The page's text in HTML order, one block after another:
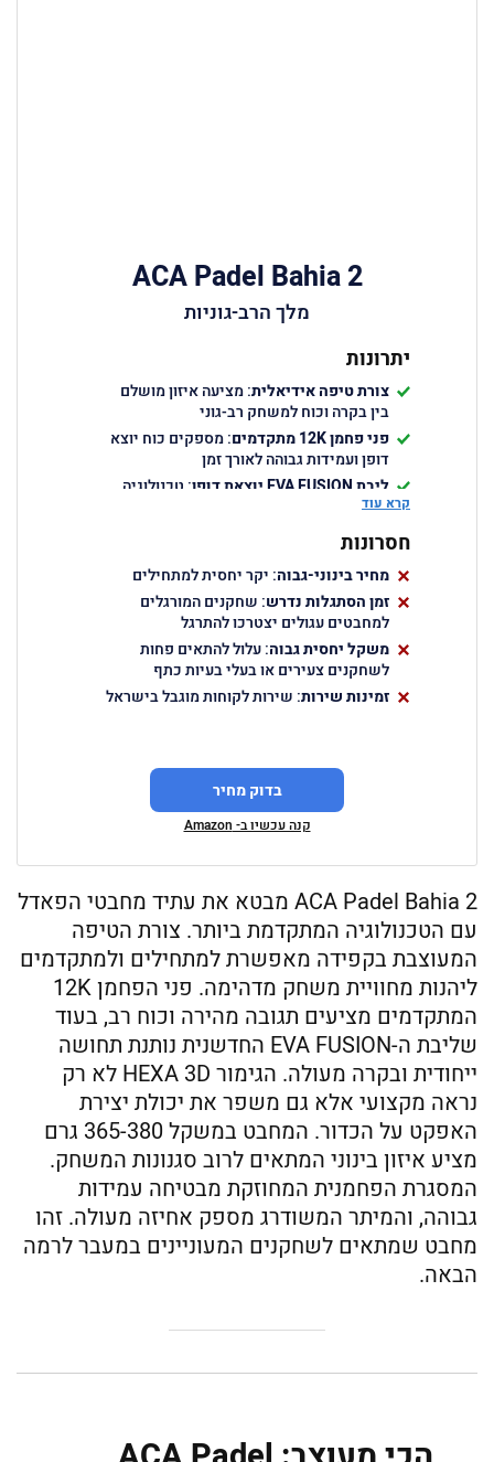
ACA Padel Bahia 2
מלך הרב-גוניות
יתרונות
צורת טיפה אידיאלית: מציעה איזון מושלם
בין בקרה וכוח למשחק רב-גוני
פני פחמן 12K מתקדמים: מספקים כוח יוצא
דופן ועמידות גבוהה לאורך זמן
ליבת
יוצאת דופן: טכנולוגיה
חדשנית המשפרת את תגובת הכדור
גימורHEXA 3D
ומשפר את חוויית המשחק
נקודת מתיקות מרחבת: מאפשרת סיבולת
טעויות גבוהה ומדויקות רבה יותר
קרא עוד
חסרונות
מחיר בינוני-גבוה: יקר יחסית למתחילים
זמן הסתגלות נדרש: שחקנים המורגלים
למחבטים עגולים יצטרכו להתרגל
משקל יחסית גבוה: עלול להתאים פחות
לשחקנים צעירים או בעלי בעיות כתף
זמינות שירות: שירות לקוחות מוגבל בישראל
בדוק מחיר
קנה עכשיו ב- Amazon
ACA Padel Bahia 2 מבטא את עתיד מחבטי הפאדל
עם הטכנולוגיה המתקדמת ביותר. צורת הטיפה
המעוצבת בקפידה מאפשרת למתחילים ולמתקדמים
ליהנות מחוויית משחק מדהימה. פני הפחמן 12K
המתקדמים מציעים תגובה מהירה וכוח רב, בעוד
שליבת ה-EVA FUSION החדשנית נותנת תחושה
ייחודית ובקרה מעולה. הגימור HEXA 3D לא רק
נראה מקצועי אלא גם משפר את יכולת יצירת
האפקט על הכדור. המחבט במשקל 365-380 גרם
מציע איזון בינוני המתאים לרוב סגנונות המשחק.
המסגרת הפחמנית המחוזקת מבטיחה עמידות
גבוהה, והמיתר המשודרג מספק אחיזה מעולה. זהו
מחבט שמתאים לשחקנים המעוניינים במעבר לרמה
הבאה.